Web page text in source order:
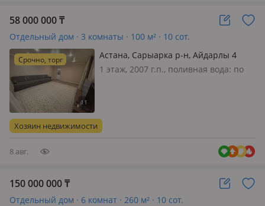
58 000 000₸
Отдельный дом · 3 комнаты · 100 м² · 10 сот.
Срочно, торг
Астана, Сарыарка р-н, Айдарлы 4
1 этаж, 2007 г.п., поливная вода: по
частный дом. В районе Коктал 2 .
Участок угловой 10сот…
Хозяин недвижимости
8 авг.
150 000 000₸
Отдельный дом · 6 комнат · 260 м² · 10 сот.